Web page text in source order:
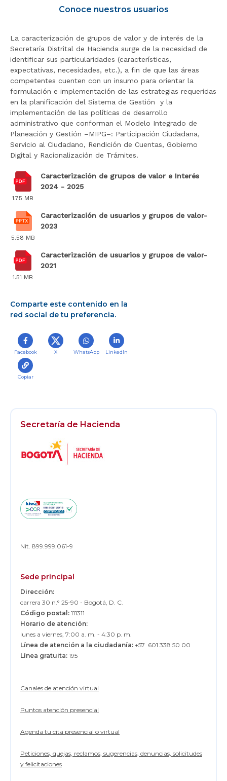
i
n
i
c
i
o
Conoce nuestros usuarios
La caracterización de grupos de valor y de interés de la
Secretaría Distrital de Hacienda surge de la necesidad de
identificar sus particularidades (características,
expectativas, necesidades, etc.), a fin de que las áreas
competentes cuenten con un insumo para orientar la
formulación e implementación de las estrategias requeridas
en la planificación del Sistema de Gestión y la
implementación de las políticas de desarrollo
administrativo que conforman el Modelo Integrado de
Planeación y Gestión –MIPG–: Participación Ciudadana,
Servicio al Ciudadano, Rendición de Cuentas, Gobierno
Digital y Racionalización de Trámites.
1.75 MB
Caracterización de grupos de valor e Interés
2024 - 2025
5.58 MB
Caracterización de usuarios y grupos de valor-
2023
1.51 MB
Caracterización de usuarios y grupos de valor-
2021
Comparte este contenido en la
red social de tu preferencia.
Facebook X WhatsApp LinkedIn
Copiar
Secretaría de Hacienda
Nit. 899.999.061-9
Sede principal
Dirección:
carrera 30 n.° 25-90 - Bogotá, D. C.
Código postal: 111311
Horario de atención:
lunes a viernes, 7:00 a. m. - 4:30 p. m.
Línea de atención a la ciudadanía: +57 601 338 50 00
Línea gratuita: 195
Canales de atención virtual
Puntos atención presencial
Agenda tu cita presencial o virtual
Peticiones, quejas, reclamos, sugerencias, denuncias, solicitudes
y felicitaciones